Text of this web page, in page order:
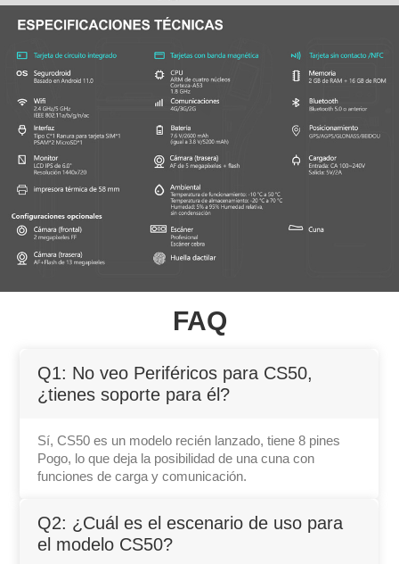
FAQ
Q1: No veo Periféricos para CS50,
¿tienes soporte para él?
Sí, CS50 es un modelo recién lanzado, tiene 8 pines
Pogo, lo que deja la posibilidad de una cuna con
funciones de carga y comunicación.
Q2: ¿Cuál es el escenario de uso para
el modelo CS50?